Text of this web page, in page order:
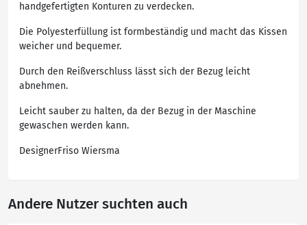
handgefertigten Konturen zu verdecken.
Die Polyesterfüllung ist formbeständig und macht das Kissen
weicher und bequemer.
Durch den Reißverschluss lässt sich der Bezug leicht
abnehmen.
Leicht sauber zu halten, da der Bezug in der Maschine
gewaschen werden kann.
DesignerFriso Wiersma
Andere Nutzer suchten auch